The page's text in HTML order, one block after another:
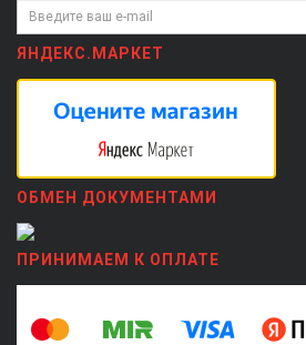
ЯНДЕКС.МАРКЕТ
ОБМЕН ДОКУМЕНТАМИ
ПРИНИМАЕМ К ОПЛАТЕ